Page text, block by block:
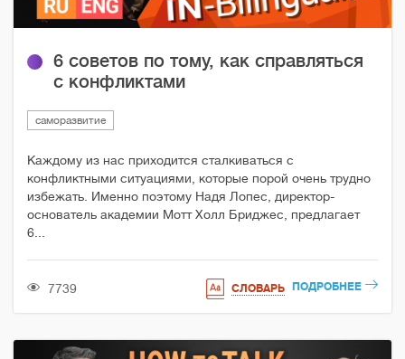
6 советов по тому, как справляться
с конфликтами
саморазвитие
Каждому из нас приходится сталкиваться с
конфликтными ситуациями, которые порой очень трудно
избежать. Именно поэтому Надя Лопес, директор-
основатель академии Мотт Холл Бриджес, предлагает
6...
7739 СЛОВАРЬ ПОДРОБНЕЕ